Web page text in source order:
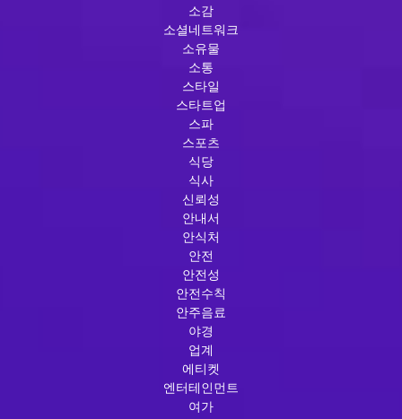
소감
소셜네트워크
소유물
소통
스타일
스타트업
스파
스포츠
식당
식사
신뢰성
안내서
안식처
안전
안전성
안전수칙
안주음료
야경
업계
에티켓
엔터테인먼트
여가